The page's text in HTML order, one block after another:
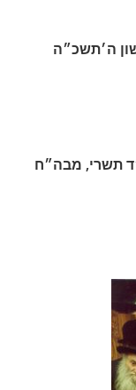
ה׳תשכ״ה
תשרי, מבה״ח